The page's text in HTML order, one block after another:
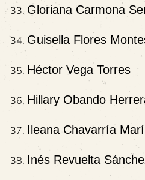
Gloriana Carmona
Guisella Flores
Héctor Vega Torres
Hillary Obando
Ileana Chavarría
Inés Revuelta